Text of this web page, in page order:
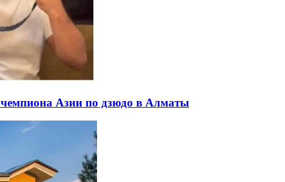
Азии по дзюдо в Алматы